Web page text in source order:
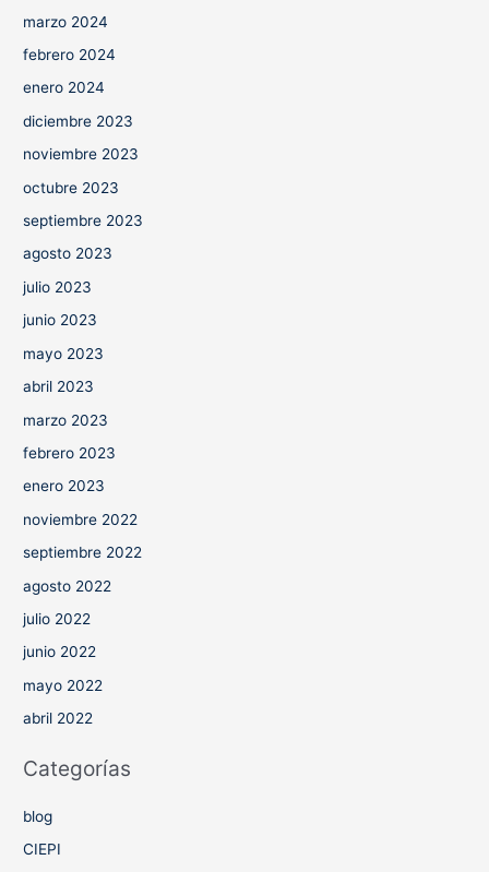
marzo 2024
febrero 2024
enero 2024
diciembre 2023
noviembre 2023
octubre 2023
septiembre 2023
agosto 2023
julio 2023
junio 2023
mayo 2023
abril 2023
marzo 2023
febrero 2023
enero 2023
noviembre 2022
septiembre 2022
agosto 2022
julio 2022
junio 2022
mayo 2022
abril 2022
Categorías
blog
CIEPI